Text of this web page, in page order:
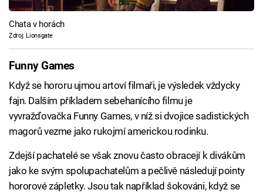
Chata v horách
Zdroj: Lionsgate
Funny Games
Když se hororu ujmou artoví filmaři, je výsledek vždycky
fajn. Dalším příkladem sebehanícího filmu je
vyvražďovačka Funny Games, v níž si dvojice sadistických
magorů vezme jako rukojmí americkou rodinku.
Zdejší pachatelé se však znovu často obracejí k divákům
jako ke svým spolupachatelům a pečlivě následují pointy
hororové zápletky. Jsou tak například šokováni, když se